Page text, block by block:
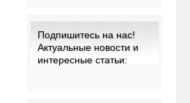
Подпишитесь на нас!
Актуальные новости и
интересные статьи: